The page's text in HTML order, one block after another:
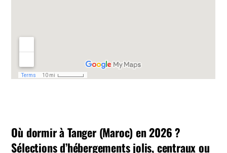
Où dormir à Tanger (Maroc) en 2026 ?
Sélections d’hébergements jolis, centraux ou